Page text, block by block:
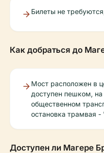
Билеты не
Как добраться до
Мост расположен в
доступен пешком, на
общественном
остановка трамвая -
Доступен ли Магере